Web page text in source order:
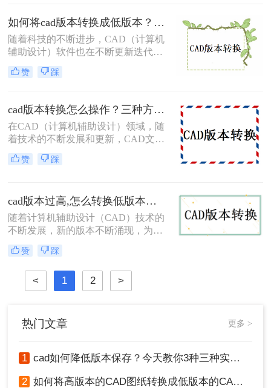
把版本转低呢？本文将介绍几种将高
版本CAD文件转换为低版本的方法。
如何将cad版本转换成低版本？教你三个小妙招轻松搞定！
随着科技的不断进步，CAD（计算机
辅助设计）软件也在不断更新迭代，
功能越来越强大，界面越来越友好。
然而，有时候我们会遇到一些问题，
版本的CAD软件中打开或编辑，这时
候就需要将高版本的CAD文件转换成
低版本。那么如何将cad版本转换成低
版本呢？本文将介绍几种将CAD版本
转换成低版本的方法。
赞 踩
cad版本转换怎么操作？三种方法助你轻松应对！
在CAD（计算机辅助设计）领域，随
着技术的不断发展和更新，CAD文件
的版本转换成为了一个常见的需求。
为了满足不同软件版本、不同平台或
法。那么cad版本转换怎么操作呢？本
文将为您介绍三种常用的CAD版本转
换方法，包括使用原CAD软件、第三
赞 踩
cad版本过高,怎么转换低版本？这二个方法简单好操作！
随着计算机辅助设计（CAD）技术的
不断发展，新的版本不断涌现，为设
计师提供了更丰富的功能和更好的体
验。然而，有时候我们可能会遇到需
要将高版本的CAD文件转换为低版本
的情况，以确保与特定软件或硬件的
兼容性。那么cad版本过高,怎么转换
种常用的方法来将高版本的CAD文件
转换为低版本。
赞 踩
< 1 2 >
热门文章 更多 >
1 cad如何降低版本保存？今天教你3种三种实用方法对比！
2 如何将高版本的CAD图纸转换成低版本的CAD图纸？3种实用方法对比！